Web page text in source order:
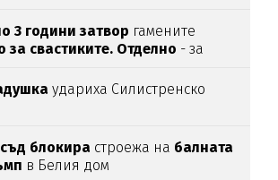
3 години затвор гамените
за свастиките. Отделно - за
удариха Силистренско
съд блокира строежа на балната
в Белия дом